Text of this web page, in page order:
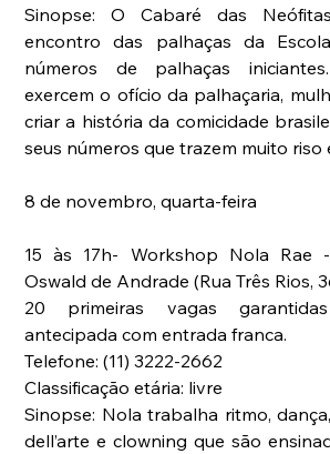
Sinopse: O Cabaré das
encontro das palhaças da
números de palhaças
exercem o ofício da palhaçaria,
criar a história da comicidade
seus números que trazem muito riso
8 de novembro, quarta-feira
15 às 17h- Workshop Nola Rae
Oswald de Andrade (Rua Três Rios,
20 primeiras vagas
antecipada com entrada franca.
Telefone: (11) 3222-2662
Classificação etária: livre
Sinopse: Nola trabalha ritmo,
dell’arte e clowning que são